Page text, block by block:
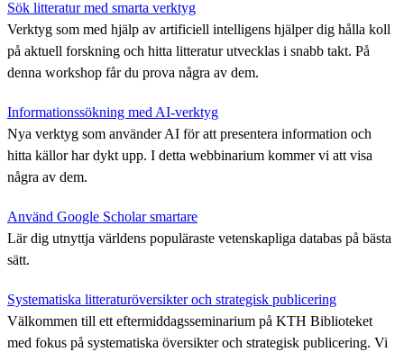
Sök litteratur med smarta verktyg
Verktyg som med hjälp av artificiell intelligens hjälper dig hålla koll
på aktuell forskning och hitta litteratur utvecklas i snabb takt. På
denna workshop får du prova några av dem.
Informationssökning med AI-verktyg
Nya verktyg som använder AI för att presentera information och
hitta källor har dykt upp. I detta webbinarium kommer vi att visa
några av dem.
Använd Google Scholar smartare
Lär dig utnyttja världens populäraste vetenskapliga databas på bästa
sätt.
Systematiska litteraturöversikter och strategisk publicering
Välkommen till ett eftermiddagsseminarium på KTH Biblioteket
med fokus på systematiska översikter och strategisk publicering. Vi